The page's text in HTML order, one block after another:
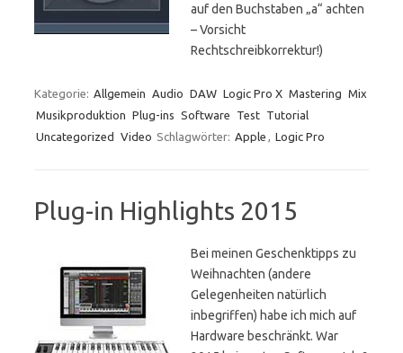
auf den Buchstaben „a“ achten
– Vorsicht
Rechtschreibkorrektur!)
Kategorie: Allgemein Audio DAW Logic Pro X Mastering Mix
Musikproduktion Plug-ins Software Test Tutorial
Uncategorized
Video Schlagwörter: Apple , Logic Pro
Plug-in Highlights 2015
Bei meinen Geschenktipps zu
Weihnachten (andere
Gelegenheiten natürlich
inbegriffen) habe ich mich auf
Hardware beschränkt. War